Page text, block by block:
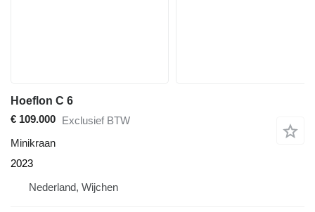
Hoeflon C 6
€ 109.000 Exclusief BTW
Minikraan
2023
Nederland, Wijchen